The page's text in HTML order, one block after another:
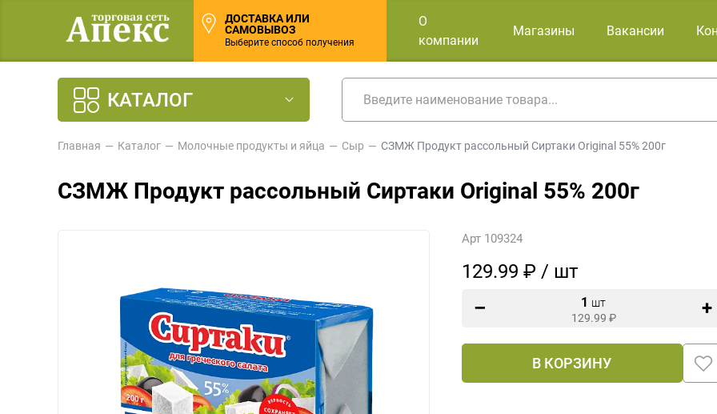
ДОСТАВКА ИЛИ
САМОВЫВОЗ
Выберите способ получения
О
компании
Магазины Вакансии
КАТАЛОГ
Главная Каталог Молочные продукты и яйца Сыр СЗМЖ Продукт рассольный Сиртаки Original 55% 200г
СЗМЖ Продукт рассольный Сиртаки Original 55% 200г
Арт 109324
129.99 ₽ / шт
1 шт
129.99 ₽
В КОРЗИНУ